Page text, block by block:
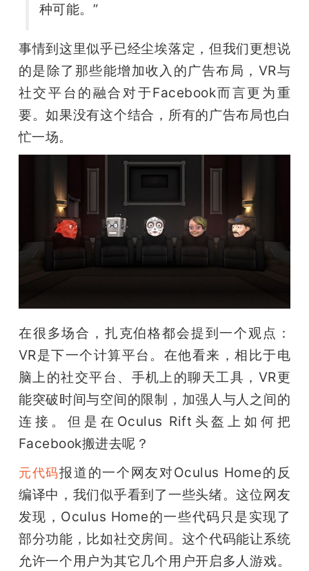
种可能。”
事情到这里似乎已经尘埃落定，但我们更想说
的是除了那些能增加收入的广告布局，VR与
社交平台的融合对于Facebook而言更为重
要。如果没有这个结合，所有的广告布局也白
忙一场。
在很多场合，扎克伯格都会提到一个观点：
VR是下一个计算平台。在他看来，相比于电
脑上的社交平台、手机上的聊天工具，VR更
能突破时间与空间的限制，加强人与人之间的
连接。但是在Oculus Rift头盔上如何把
Facebook搬进去呢？
元代码报道的一个网友对Oculus Home的反
编译中，我们似乎看到了一些头绪。这位网友
发现，Oculus Home的一些代码只是实现了
部分功能，比如社交房间。这个代码能让系统
允许一个用户为其它几个用户开启多人游戏。